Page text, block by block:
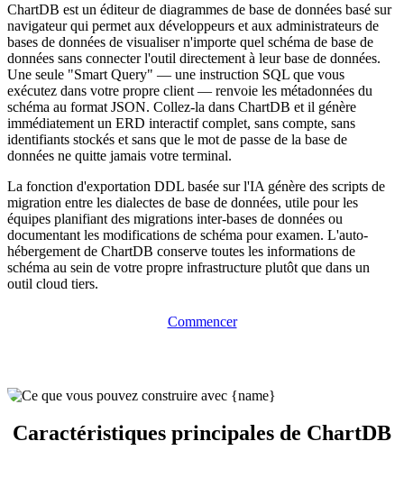
ChartDB est un éditeur de diagrammes de base de données basé sur
navigateur qui permet aux développeurs et aux administrateurs de
bases de données de visualiser n'importe quel schéma de base de
données sans connecter l'outil directement à leur base de données.
Une seule "Smart Query" — une instruction SQL que vous
exécutez dans votre propre client — renvoie les métadonnées du
schéma au format JSON. Collez-la dans ChartDB et il génère
immédiatement un ERD interactif complet, sans compte, sans
identifiants stockés et sans que le mot de passe de la base de
données ne quitte jamais votre terminal.
La fonction d'exportation DDL basée sur l'IA génère des scripts de
migration entre les dialectes de base de données, utile pour les
équipes planifiant des migrations inter-bases de données ou
documentant les modifications de schéma pour examen. L'auto-
hébergement de ChartDB conserve toutes les informations de
schéma au sein de votre propre infrastructure plutôt que dans un
outil cloud tiers.
Commencer
Caractéristiques principales de ChartDB